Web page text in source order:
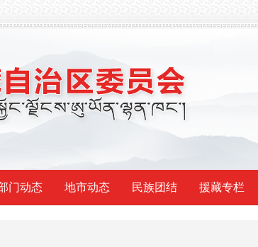
门动态 地市动态 民族团结 援藏专栏